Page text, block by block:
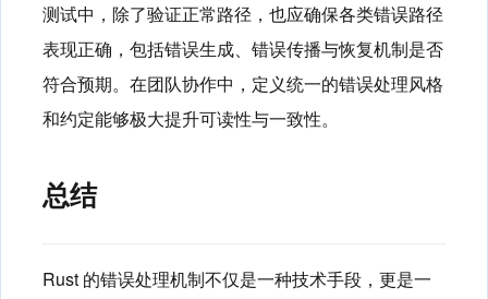
测试中，除了验证正常路径，也应确保各类错误路径
表现正确，包括错误生成、错误传播与恢复机制是否
符合预期。在团队协作中，定义统一的错误处理风格
和约定能够极大提升可读性与一致性。
总结
Rust 的错误处理机制不仅是一种技术手段，更是一